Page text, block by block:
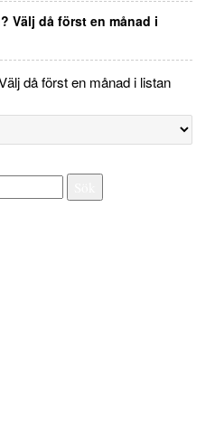
Välj då först en månad i
då först en månad i listan